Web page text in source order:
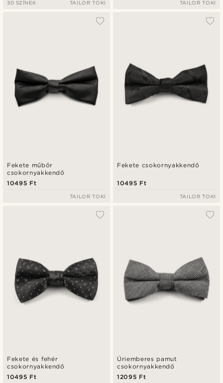
30 SZÍNEK TAILOR TOKI TAILOR TOKI
Fekete műbőr
csokornyakkendő
10495 Ft
TAILOR TOKI
Fekete csokornyakkendő
10495 Ft
TAILOR TOKI
Fekete és fehér
csokornyakkendő
10495 Ft
Úriemberes pamut
csokornyakkendő
12095 Ft